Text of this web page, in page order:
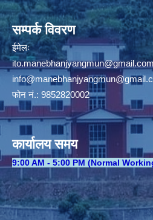
सम्पर्क विवरण
ईमेलः
ito.manebhanjyangmun@gmail.com
info@manebhanjyangmun
फोन नं.: 9852820002
कार्यालय समय
​9:00 AM - 5:00 PM (Normal